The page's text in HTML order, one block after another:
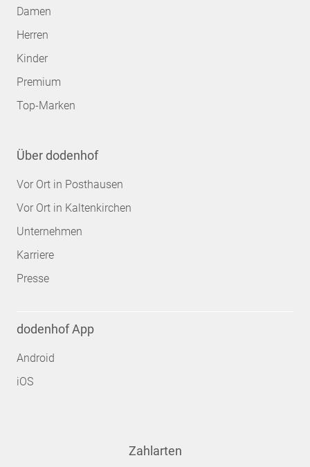
Damen
Herren
Kinder
Premium
Top-Marken
Über dodenhof
Vor Ort in Posthausen
Vor Ort in Kaltenkirchen
Unternehmen
Karriere
Presse
dodenhof App
Android
iOS
Zahlarten